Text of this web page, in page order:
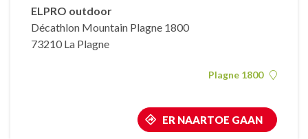
ELPRO outdoor
Décathlon Mountain Plagne 1800
73210 La Plagne
Plagne 1800
ER NAARTOE GAAN